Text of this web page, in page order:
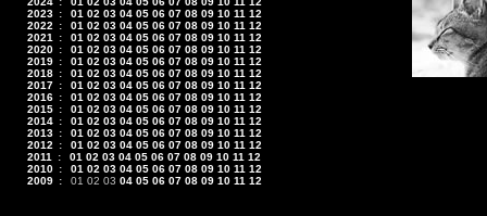
2023 : 01 02 03 04 05 06 07 08 09 10 11 12
2022
: 01 02 03 04 05 06 07 08 09 10 11 12
2021
: 01 02 03 04 05 06 07 08 09 10 11 12
2020 : 01 02 03 04 05 06 07 08 09 10 11 12
2019 : 01 02 03 04 05 06 07 08 09 10 11 12
2018 : 01 02 03 04 05 06 07 08 09 10 11 12
2017 : 01 02 03 04 05 06 07 08 09 10 11 12
2016 : 01 02 03 04 05 06 07 08 09 10 11 12
2015 : 01 02 03 04 05 06 07 08 09 10 11 12
2014 : 01 02 03 04 05 06 07 08 09 10 11 12
2013 : 01 02 03 04 05 06 07 08 09 10 11 12
2012
: 01 02 03 04 05 06 07 08 09 10 11 12
2011
: 01 02 03 04 05 06 07 08 09 10 11 12
2010 : 01 02 03 04 05 06 07 08 09 10 11 12
2009 : 01 02 03 04 05 06 07 08 09 10 11 12